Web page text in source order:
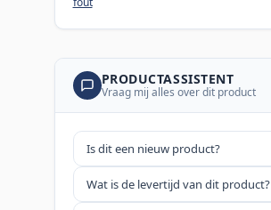
PRODUCTASSISTENT
Vraag mij alles over dit product
Is dit een nieuw product?
Wat is de levertijd van dit product?